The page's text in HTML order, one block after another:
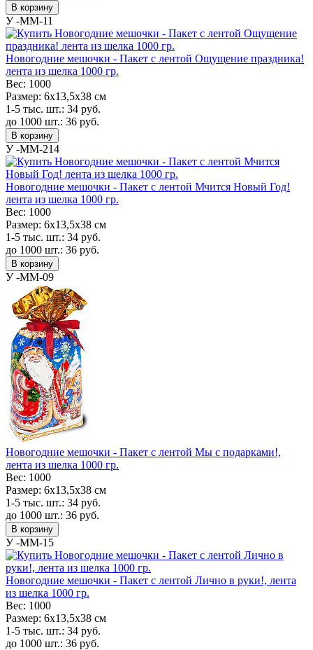
В корзину
У -MM-11
Новогодние мешочки - Пакет с лентой Ощущение праздника!
лента из шелка 1000 гр.
Вес: 1000
Размер: 6х13,5х38 см
1-5 тыс. шт.: 34 руб.
до 1000 шт.: 36 руб.
В корзину
У -MM-214
Новогодние мешочки - Пакет с лентой Мчится Новый Год!
лента из шелка 1000 гр.
Вес: 1000
Размер: 6х13,5х38 см
1-5 тыс. шт.: 34 руб.
до 1000 шт.: 36 руб.
В корзину
У -MM-09
Новогодние мешочки - Пакет с лентой Мы с подарками!,
лента из шелка 1000 гр.
Вес: 1000
Размер: 6х13,5х38 см
1-5 тыс. шт.: 34 руб.
до 1000 шт.: 36 руб.
В корзину
У -MM-15
Новогодние мешочки - Пакет с лентой Лично в руки!, лента
из шелка 1000 гр.
Вес: 1000
Размер: 6х13,5х38 см
1-5 тыс. шт.: 34 руб.
до 1000 шт.: 36 руб.